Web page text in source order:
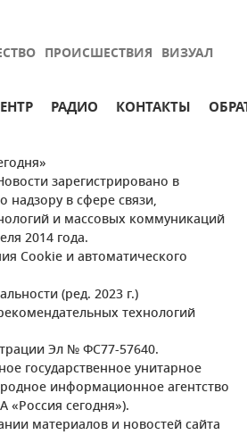
ПРОИСШЕСТВИЯ ВИЗУАЛ
РАДИО КОНТАКТЫ
зарегистрировано в
надзору в сфере связи,
и массовых коммуникаций
2014 года.
Cookie и автоматического
(ред. 2023 г.)
технологий
Эл № ФС77-57640.
государственное унитарное
информационное агентство
«Россия сегодня»).
материалов и новостей сайта